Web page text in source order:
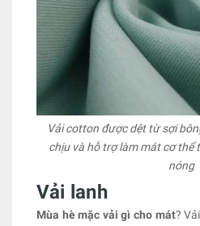
Vải cotton được dệt từ sợi
chịu và hỗ trợ làm mát cơ thể
nóng
Vải lanh
Mùa hè mặc vải gì cho mát?